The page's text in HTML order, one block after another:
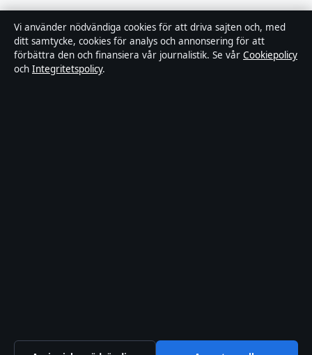
Integritetspolicy
Kändisar & integritet
Vi använder nödvändiga cookies för att driva sajten och, med
ditt samtycke, cookies för analys och annonsering för att
förbättra den och finansiera vår journalistik. Se vår Cookiepolicy
och Integritetspolicy.